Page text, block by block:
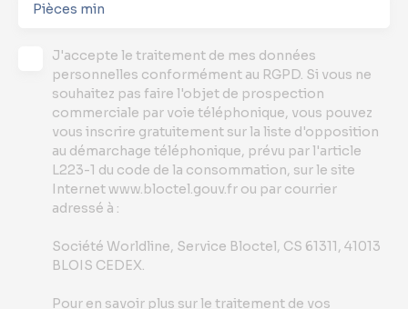
Pièces min
J'accepte le traitement de mes données
personnelles conformément au RGPD. Si vous ne
souhaitez pas faire l'objet de prospection
commerciale par voie téléphonique, vous pouvez
vous inscrire gratuitement sur la liste d'opposition
au démarchage téléphonique, prévu par l'article
L223-1 du code de la consommation, sur le site
Internet www.bloctel.gouv.fr ou par courrier
adressé à :
Société Worldline, Service Bloctel, CS 61311, 41013
BLOIS CEDEX.
Pour en savoir plus sur le traitement de vos